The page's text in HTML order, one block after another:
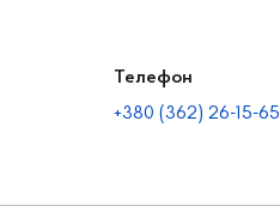
Телефон
+380 (362) 26-15-65